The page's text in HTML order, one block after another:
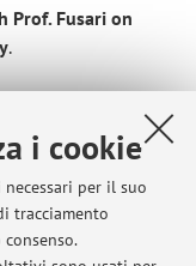
i cookie
per il suo
tracciamento
Prof. Fusari on
.
frontali) Lingua e